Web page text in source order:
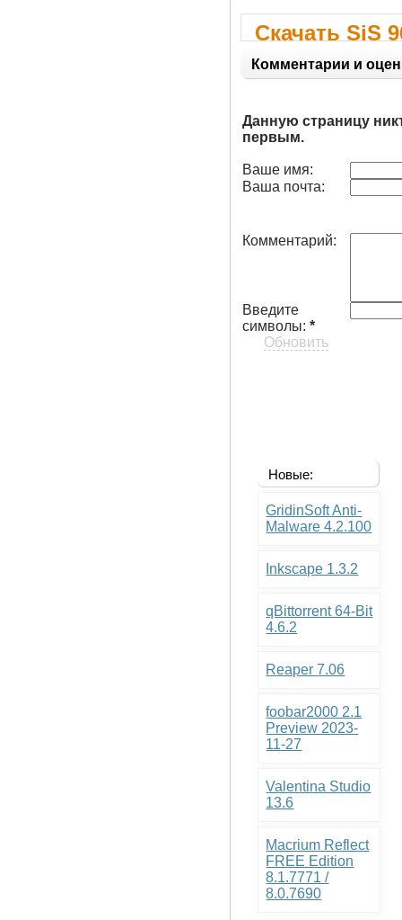
Скачать SiS
Windows
Комментарии и
Данную страницу
первым.
Ваше имя:
Ваша почта:
Комментарий:
Введите
символы:*
Обновить
Новые:
GridinSoft Anti-
Malware 4.2.100
Inkscape 1.3.2
qBittorrent 64-Bit
4.6.2
Reaper 7.06
foobar2000 2.1
Preview 2023-
11-27
Valentina Studio
13.6
Macrium Reflect
FREE Edition
8.1.7771 /
8.0.7690